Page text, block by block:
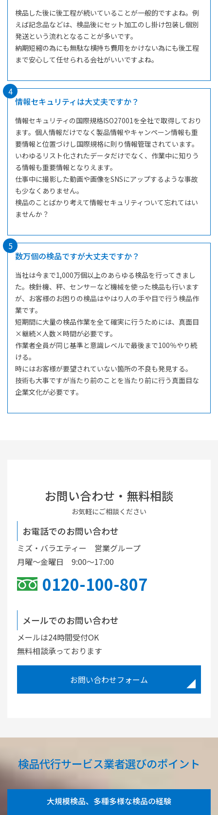
検品した後に後工程が続いていることが一般的ですよね。例
えば記念品などは、検品後にセット加工のし掛け包装し個別
発送という流れとなることが多いです。
納期短縮の為にも無駄な横持ち費用をかけない為にも後工程
まで安心して任せられる会社がいいですよね。
4
情報セキュリティは大丈夫ですか？
情報セキュリティの国際規格ISO27001を全社で取得しており
ます。個人情報だけでなく製品情報やキャンペーン情報も重
要情報と位置づけし国際規格に則り情報管理されています。
いわゆるリスト化されたデータだけでなく、作業中に知りう
る情報も重要情報となりえます。
仕事中に撮影した動画や画像をSNSにアップするような事故
も少なくありません。
検品のことばかり考えて情報セキュリティついて忘れてはい
ませんか？
5
数万個の検品ですが大丈夫ですか？
当社は今まで1,000万個以上のあらゆる検品を行ってきまし
た。検針機、秤、センサーなど機械を使った検品も行います
が、お客様のお困りの検品はやはり人の手や目で行う検品作
業です。
短期間に大量の検品作業を全て確実に行うためには、真面目
×継続×人数×時間が必要です。
作業者全員が同じ基準と意識レベルで最後まで100％やり続
ける。
時にはお客様が要望されていない箇所の不良も発見する。
技術も大事ですが当たり前のことを当たり前に行う真面目な
企業文化が必要です。
お問い合わせ・無料相談
お気軽にご相談ください
お電話でのお問い合わせ
ミズ・バラエティー 営業グループ
月曜〜金曜日 9:00〜17:00
0120-100-807
メールでのお問い合わせ
メールは24時間受付OK
無料相談承っております
お問い合わせフォーム
検品代行サービス業者選びのポイント
大規模検品、多種多様な検品の経験